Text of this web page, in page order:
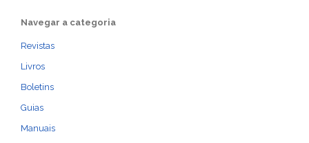
Navegar a categoria
Revistas
Livros
Boletins
Guias
Manuais